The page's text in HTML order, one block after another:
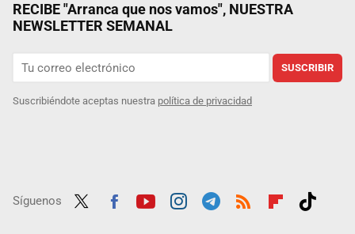
RECIBE "Arranca que nos vamos", NUESTRA
NEWSLETTER SEMANAL
SUSCRIBIR
Suscribiéndote aceptas nuestra política de privacidad
Síguenos